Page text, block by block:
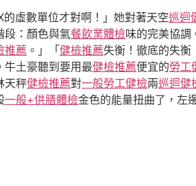
的虛數單位才對啊！」她對著天空巡迴
段：顏色與氣餐飲業體檢味的完美協調
推薦 。」「 健檢推薦失衡！徹底的失衡
牛土豪聽到要用最健檢推薦便宜的勞工
天秤健檢推薦對一般勞工健檢兩巡迴健
一般+供膳體檢金色的能量扭曲了，左